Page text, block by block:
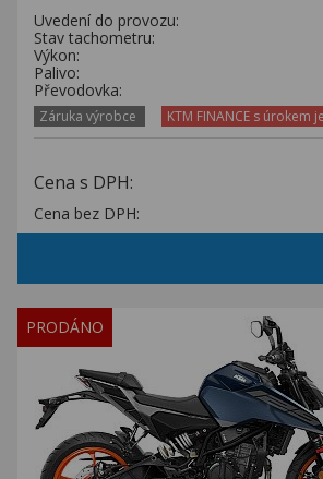
Uvedení do provozu:
Stav tachometru:
Výkon:
Palivo:
Převodovka:
Záruka výrobce KTM FINANCE s úrokem
Cena s DPH:
Cena bez DPH:
PRODÁNO